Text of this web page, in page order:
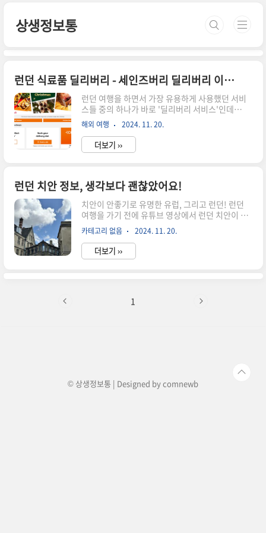
상생정보통
런던 식료품 딜리버리 - 세인즈버리 딜리버리 이용하기
런던 여행을 하면서 가장 유용하게 사용했던 서비
스들 중의 하나가 바로 '딜리버리 서비스'인데
요. 코로나 이후 영국에서 가장 많이 발전한 서비스
중 하나라고 합니다. 사실 시내에서도 식료품 매장
을 많이 만나볼 수 있는데 영국 식료품 매장들끼리
도 가격이 천차만별이라 합리적이면서도 괜찮은 퀄
- Sainsbury's 딜리버리 이용하기개인적으로는
Tesco보다 Sainsbury's를 더 선호하는 편인데요.
가격차이가 크지 않으면서 과일 퀄리티가 세인즈버
리가 낫더라고요. 다만 세인즈버리의 경우 영국 현
지 핸드폰번호 입력이 필요해서 저처럼 영국 유심
을 사용하지 않으시고 로밍을 해가시면 이용이 어
려울 수 있습니다. 세인즈버..
해외 여행 2024. 11. 20.
더보기 ››
런던 치안 정보, 생각보다 괜찮았어요!
치안이 안좋기로 유명한 유럽, 그리고 런던! 런던
여행을 가기 전에 유튜브 영상에서 런던 치안이 좋
지 않아서 1초에 1대씩 휴대폰 도난이 일어난다는
내용을 보고 엄청 긴장을 했습니다. 그래서 많은 분
들이 궁금해하시는 런던 치안 정보, 성수기 관광객
들이 미어터지는 시기에 한 달을 지내보며 느낀 런
스트랩을 구매했습니다. (단 돈 천원!) 사진은 제가
카테고리 없음 2024. 11. 20.
더보기 ››
1
© 상생정보통 | Designed bycomnewb